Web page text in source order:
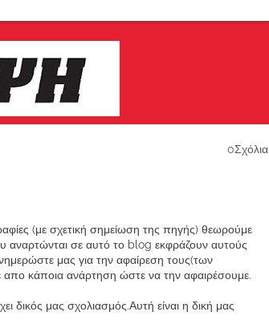
0Σχόλια
(με σχετική σημείωση της πηγής) θεωρούμε
αναρτώνται σε αυτό το blog εκφράζουν αυτούς
μας για την αφαίρεση τους(των
κάποια ανάρτηση ώστε να την αφαιρέσουμε.
δικός μας σχολιασμός.Αυτή είναι η δική μας